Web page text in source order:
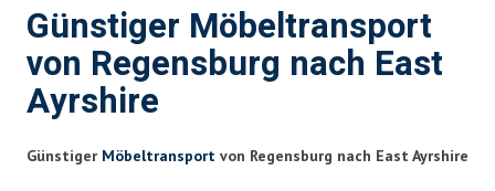
Günstiger Möbeltransport
von Regensburg nach East
Ayrshire
Günstiger Möbeltransport von Regensburg nach East Ayrshire